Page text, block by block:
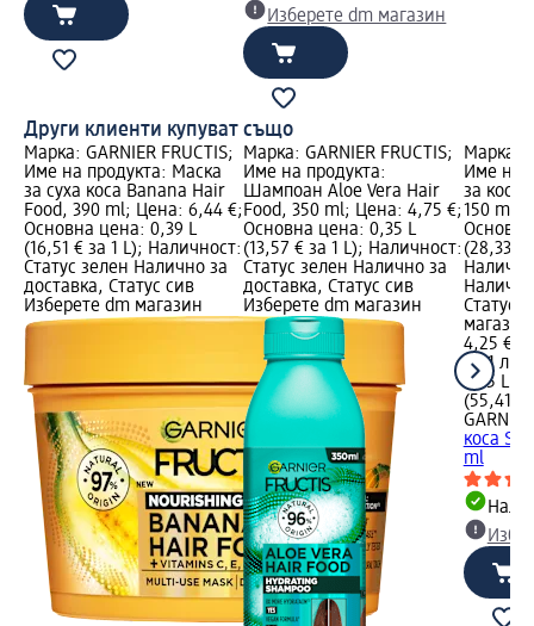
Изберете dm магазин
Други клиенти купуват също
Марка: GARNIER FRUCTIS;
Име на продукта: Маска
за суха коса Banana Hair
Food, 390 ml; Цена: 6,44 €;
Основна цена: 0,39 L
(16,51 € за 1 L); Наличност:
Статус зелен Налично за
доставка, Статус сив
Изберете dm магазин
Марка: GARNIER FRUCTIS;
Име на продукта:
Шампоан Aloe Vera Hair
Food, 350 ml; Цена: 4,75 €;
Основна цена: 0,35 L
(13,57 € за 1 L); Наличност:
Статус зелен Налично за
доставка, Статус сив
Изберете dm магазин
Марка:
Име на
за коса
150 ml;
(28,33 €
Статус
магазин
4,25 €
8,31 лв.
0,15 L
(55,41
коса
ml